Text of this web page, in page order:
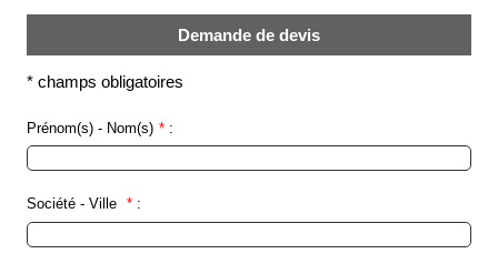
société
Présentation
d'activité
Nos
Conditions
générales
Demande de devis
*champs obligatoires
Prénom(s) - Nom(s) *:
Société - Ville * :